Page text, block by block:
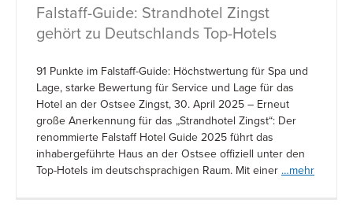
Falstaff-Guide: Strandhotel Zingst
gehört zu Deutschlands Top-Hotels
91 Punkte im Falstaff-Guide: Höchstwertung für Spa und
Lage, starke Bewertung für Service und Lage für das
Hotel an der Ostsee Zingst, 30. April 2025 – Erneut
große Anerkennung für das „Strandhotel Zingst“: Der
renommierte Falstaff Hotel Guide 2025 führt das
inhabergeführte Haus an der Ostsee offiziell unter den
Top-Hotels im deutschsprachigen Raum. Mit einer …mehr